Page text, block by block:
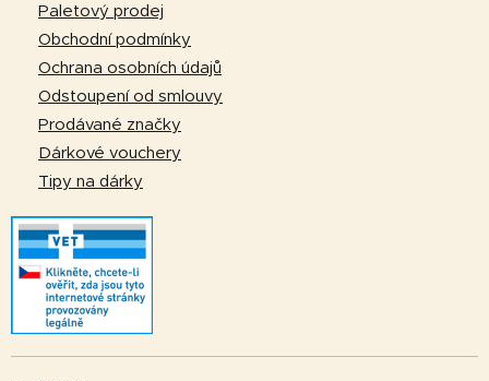
Paletový prodej
Obchodní podmínky
Ochrana osobních údajů
Odstoupení od smlouvy
Prodávané značky
Dárkové vouchery
Tipy na dárky